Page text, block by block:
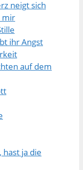
neigt sich
mir
ihr Angst
auf dem
hast ja die